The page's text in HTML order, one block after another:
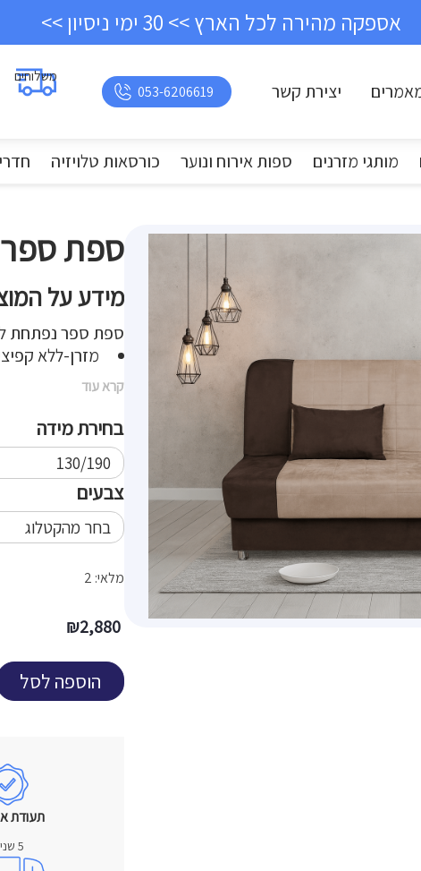
אספקה מהירה לכל הארץ >> 30 ימי ניסיון >>
יצירת קשר 053-6206619
משלוחים
מותגי מזרנים ספות אירוח ונוער כורסאות טלויזיה
ספת ספר
מידע על
ספת ספר נפתחת
מזרן-ללא
קרא עוד
בחירת מידה
צבעים
2,880
₪
מלאי: 2
הוספה לסל
תעודת
5 שנים